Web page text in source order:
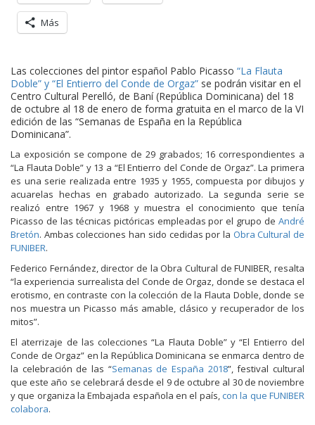
Más
Las colecciones del pintor español Pablo Picasso “La Flauta
Doble” y “El Entierro del Conde de Orgaz” se podrán visitar en el
Centro Cultural Perelló, de Baní (República Dominicana) del 18
de octubre al 18 de enero de forma gratuita en el marco de la VI
edición de las “Semanas de España en la República
Dominicana”.
La exposición se compone de 29 grabados; 16 correspondientes a
“La Flauta Doble” y 13 a “El Entierro del Conde de Orgaz”. La primera
es una serie realizada entre 1935 y 1955, compuesta por dibujos y
acuarelas hechas en grabado autorizado. La segunda serie se
realizó entre 1967 y 1968 y muestra el conocimiento que tenía
Picasso de las técnicas pictóricas empleadas por el grupo de André
Bretón. Ambas colecciones han sido cedidas por la Obra Cultural de
FUNIBER.
Federico Fernández, director de la Obra Cultural de FUNIBER, resalta
“la experiencia surrealista del Conde de Orgaz, donde se destaca el
erotismo, en contraste con la colección de la Flauta Doble, donde se
nos muestra un Picasso más amable, clásico y recuperador de los
mitos”.
El aterrizaje de las colecciones “La Flauta Doble” y “El Entierro del
Conde de Orgaz” en la República Dominicana se enmarca dentro de
la celebración de las “Semanas de España 2018”, festival cultural
que este año se celebrará desde el 9 de octubre al 30 de noviembre
y que organiza la Embajada española en el país, con la que FUNIBER
colabora.